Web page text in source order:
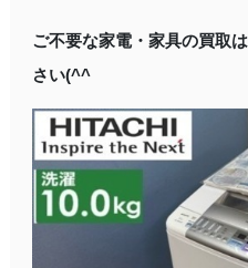
ご不要な家電・家具の買取は
さい(^^